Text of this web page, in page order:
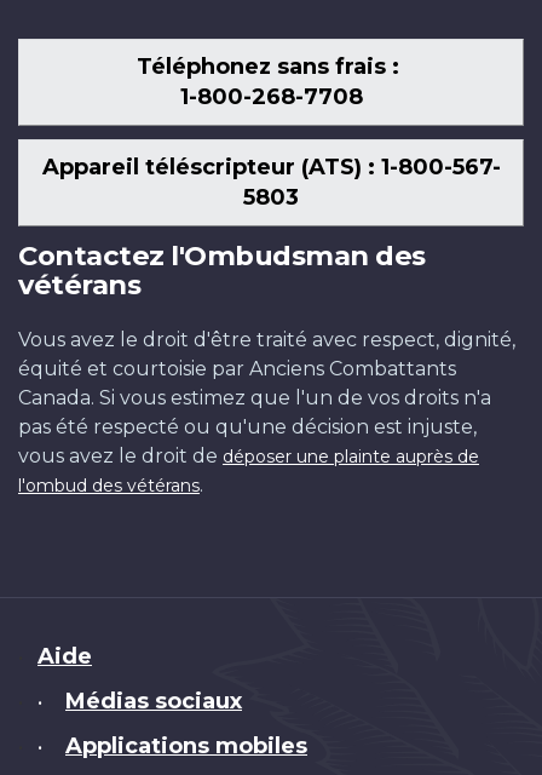
Téléphonez sans frais :
1-800-268-7708
Appareil téléscripteur (ATS) : 1-800-567-
5803
Contactez l'Ombudsman des
vétérans
Vous avez le droit d'être traité avec respect, dignité,
équité et courtoisie par Anciens Combattants
Canada. Si vous estimez que l'un de vos droits n'a
pas été respecté ou qu'une décision est injuste,
vous avez le droit de déposer une plainte auprès de
l'ombud des vétérans.
Brand
Aide
• Médias sociaux
• Applications mobiles